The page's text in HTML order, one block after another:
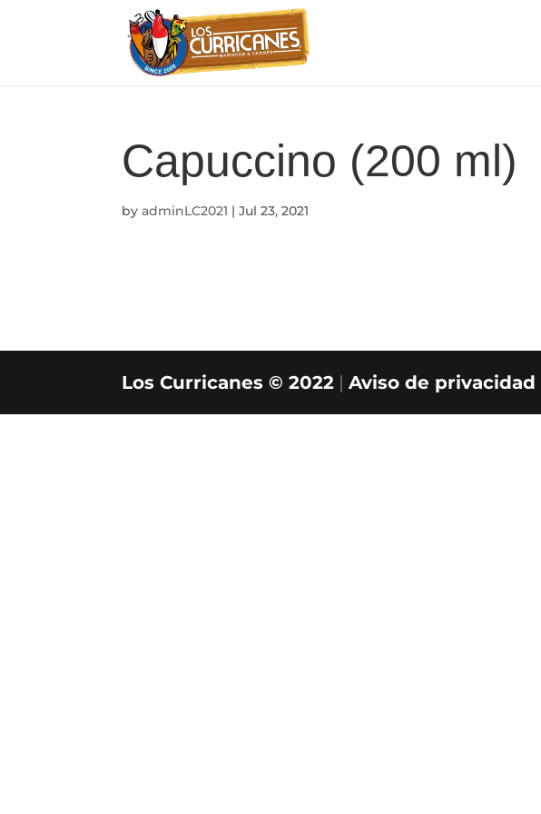
Capuccino (200 ml)
byadminLC2021 |Jul 23, 2021
Los Curricanes © 2022 |Aviso de privacidad